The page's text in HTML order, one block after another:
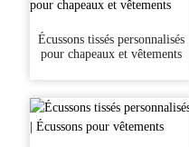
Écussons tissés personnalisés
pour chapeaux et vêtements